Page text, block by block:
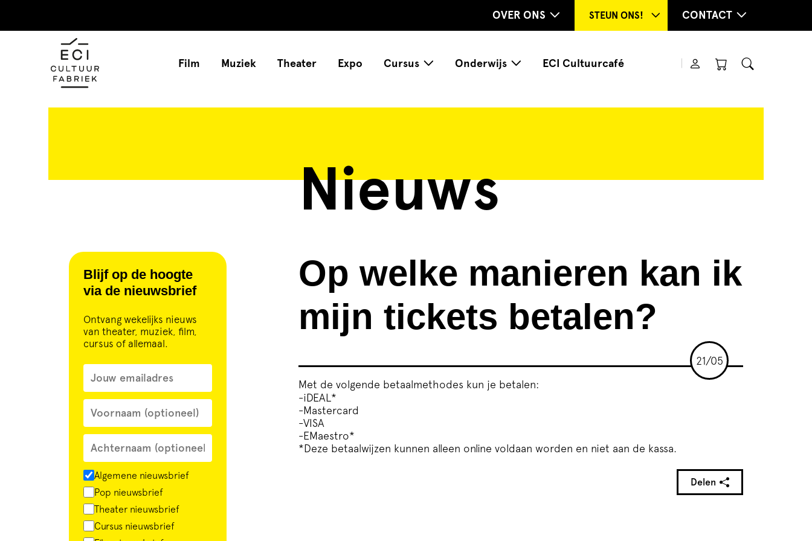
OVER ONS STEUN ONS! CONTACT
Film Muziek Theater Expo Cursus Onderwijs ECI Cultuurcafé
Nieuws
Blijf op de hoogte
via de nieuwsbrief
Ontvang wekelijks nieuws
van theater, muziek, film,
cursus of allemaal.
Algemene nieuwsbrief
Pop nieuwsbrief
Theater nieuwsbrief
Cursus nieuwsbrief
Op welke manieren kan ik
mijn tickets betalen?
21/05
Met de volgende betaalmethodes kun je betalen:
-iDEAL*
-Mastercard
-VISA
-EMaestro*
*Deze betaalwijzen kunnen alleen online voldaan worden en niet aan de kassa.
Delen